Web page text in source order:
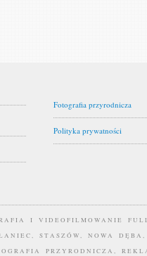
Fotografia przyrodnicza
Polityka prywatności
I VIDEOFILMOWANIE
STASZÓW, NOWA
PRZYRODNICZA,